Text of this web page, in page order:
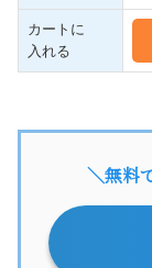
カートに
入れる
＼無料